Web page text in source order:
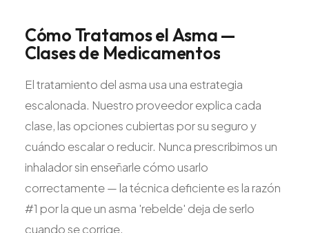
CómoTratamoselAsma—
Clasesde Medicamentos
El tratamiento del asma usa una estrategia
escalonada. Nuestro proveedor explica cada
clase, las opciones cubiertas por su seguro y
cuándo escalar o reducir. Nunca prescribimos un
inhalador sin enseñarle cómo usarlo
correctamente — la técnica deficiente es la razón
#1 por la que un asma 'rebelde' deja de serlo
cuando se corrige.